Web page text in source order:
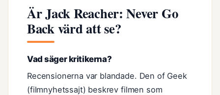
Är Jack Reacher: Never Go
Back värd att se?
Vad säger kritikerna?
Recensionerna var blandade. Den of Geek
(filmnyhetssajt) beskrev filmen som